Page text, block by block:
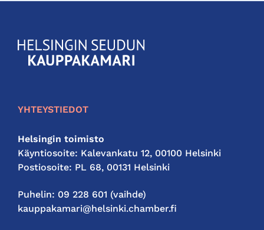
KauppakamariHelsingin
seudun
YHTEYSTIEDOT
Helsingin toimisto
Käyntiosoite: Kalevankatu 12, 00100 Helsinki
Postiosoite: PL 68, 00131 Helsinki
Puhelin: 09 228 601 (vaihde)
kauppakamari@helsinki.chamber.fi